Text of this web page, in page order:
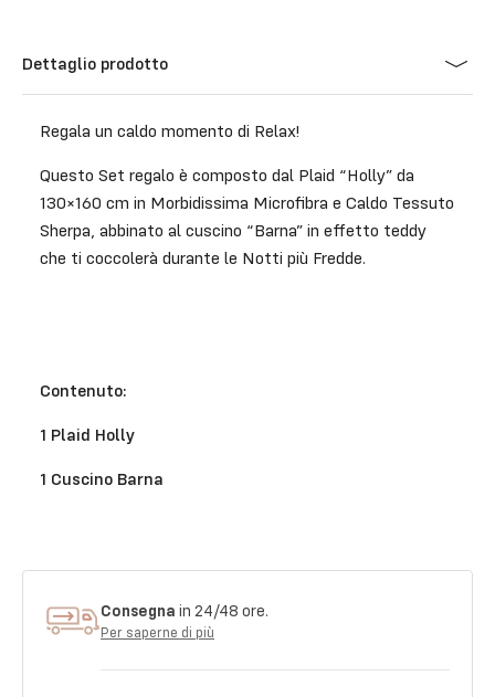
Dettaglio prodotto
Regala un caldo momento di Relax!
Questo Set regalo è composto dal Plaid “Holly” da
130×160 cm in Morbidissima Microfibra e Caldo Tessuto
Sherpa, abbinato al cuscino “Barna” in effetto teddy
che ti coccolerà durante le Notti più Fredde.
Contenuto:
1 Plaid Holly
1 Cuscino Barna
Consegna in 24/48 ore.
Per saperne di più